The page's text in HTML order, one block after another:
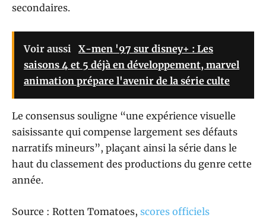
secondaires.
Voir aussi X-men '97 sur disney+ : Les
saisons 4 et 5 déjà en développement, marvel
animation prépare l'avenir de la série culte
Le consensus souligne “une expérience visuelle
saisissante qui compense largement ses défauts
narratifs mineurs”, plaçant ainsi la série dans le
haut du classement des productions du genre cette
année.
Source : Rotten Tomatoes, scores officiels